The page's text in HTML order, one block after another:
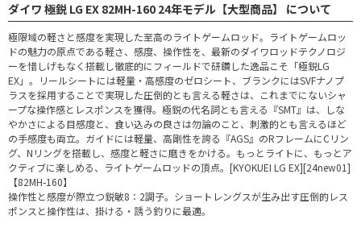
ダイワ 極鋭 LG EX 82MH-160 24年モデル【大型商品】 について
極限域の軽さと感度を実現した至高のライトゲームロッド。ライトゲームロッ
ドの魅力の原点である軽さ、感度、操作性を、最新のダイワロッドテクノロジ
ーを惜しげもなく搭載し徹底的にフィールドで研鑽した逸品こそ「極鋭LG
EX」。リールシートには軽量・高感度のゼロシート、ブランクにはSVFナノプ
ラスを採用することで実現した圧倒的とも言える軽さは、これまでにないシャ
ープな操作感とレスポンスを獲得。極鋭の代名詞とも言える『SMT』は、しな
やかさによる目感度と、食い込みの良さは勿論のこと、刺激的とも言えるほど
の手感度も両立。ガイドには軽量、高剛性を誇る『AGS』のRフレームにCリン
グ、Nリングを搭載し、感度と軽さに磨きをかける。もっとライトに、もっとア
クティブに楽しめる、ライトゲームロッドの頂点。[KYOKUEI LG EX][24new01]
【82MH-160】
操作性と感度が際立つ鋭敏8：2調子。ショートレングスが生み出す圧倒的レス
ポンスと操作性は、掛ける・誘う釣りに最適。